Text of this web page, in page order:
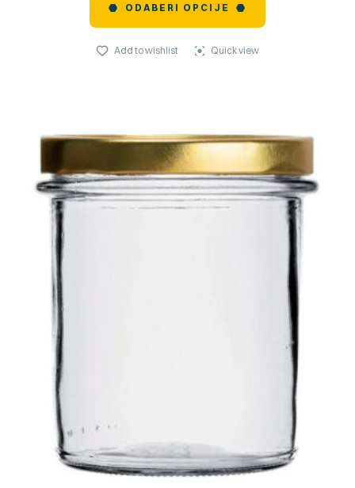
ODABERI OPCIJE
Add to wishlist Quick view